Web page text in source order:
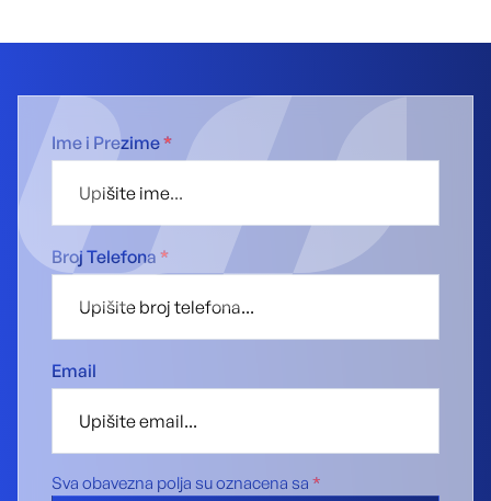
Ime i Prezime*
Broj Telefona *
Email
Sva obavezna polja su oznacena sa *